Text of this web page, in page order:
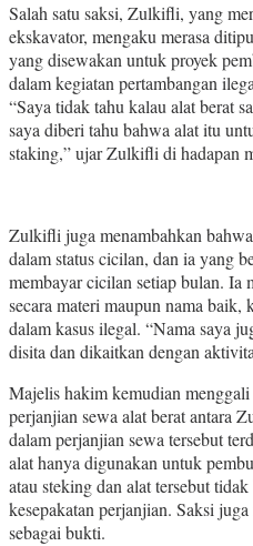
Salah satu saksi, Zulkifli, yang
ekskavator, mengaku merasa
yang disewakan untuk proyek
dalam kegiatan pertambangan
“Saya tidak tahu kalau alat berat
saya diberi tahu bahwa alat itu
staking,” ujar Zulkifli di hadapan
Zulkifli juga menambahkan
dalam status cicilan, dan ia yang
membayar cicilan setiap bulan. Ia
secara materi maupun nama
dalam kasus ilegal. “Nama saya
disita dan dikaitkan dengan
Majelis hakim kemudian
perjanjian sewa alat berat antara
dalam perjanjian sewa tersebut
alat hanya digunakan untuk
atau steking dan alat tersebut
kesepakatan perjanjian. Saksi
sebagai bukti.